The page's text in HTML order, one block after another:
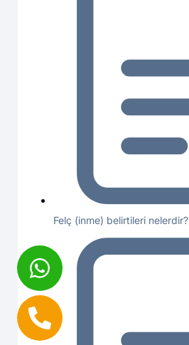
Felç (inme) belirtileri nelerdir?